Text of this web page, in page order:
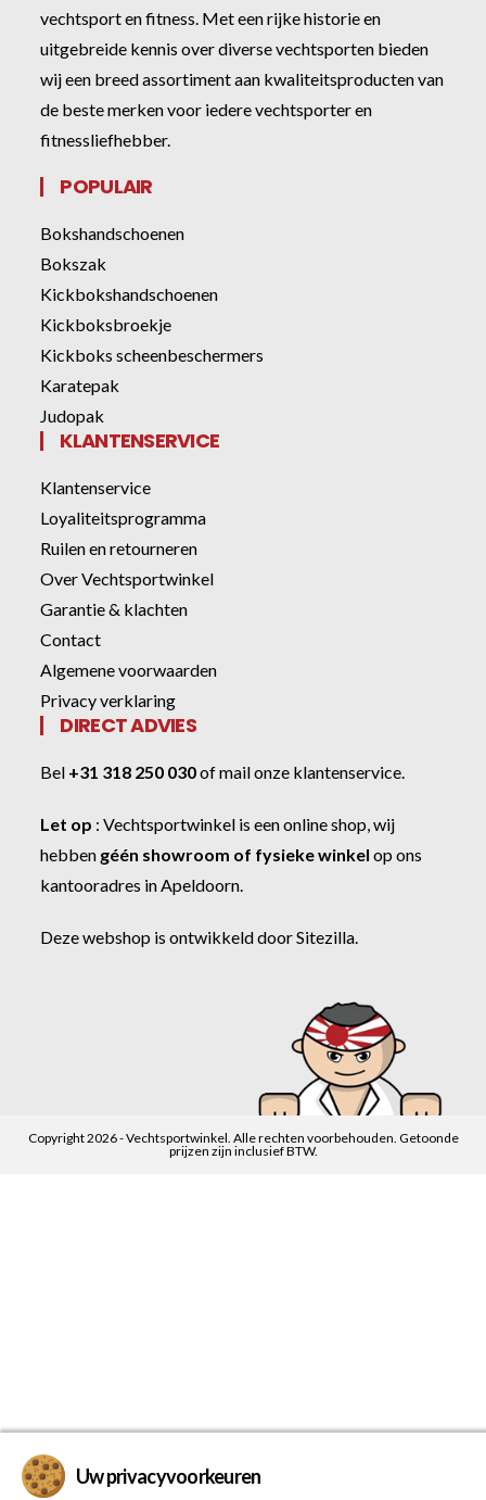
vechtsport en fitness. Met een rijke historie en
uitgebreide kennis over diverse vechtsporten bieden
wij een breed assortiment aan kwaliteitsproducten van
de beste merken voor iedere vechtsporter en
fitnessliefhebber.
POPULAIR
Bokshandschoenen
Bokszak
Kickbokshandschoenen
Kickboksbroekje
Kickboks scheenbeschermers
Karatepak
Judopak
KLANTENSERVICE
Klantenservice
Loyaliteitsprogramma
Ruilen en retourneren
Over Vechtsportwinkel
Garantie & klachten
Contact
Algemene voorwaarden
Privacy verklaring
DIRECT ADVIES
Bel +31 318 250 030ofmail onze klantenservice.
Let op :Vechtsportwinkel is een online shop, wij
hebben géén showroom of fysieke winkel op ons
kantooradres in Apeldoorn.
Deze webshop is ontwikkeld doorSitezilla.
Copyright 2026 - Vechtsportwinkel. Alle rechten voorbehouden. Getoonde
prijzen zijn inclusief BTW.
Uw privacyvoorkeuren